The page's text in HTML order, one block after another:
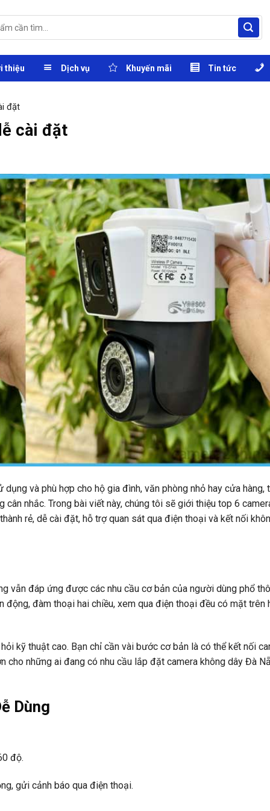
thiệu Dịch vụ Khuyến mãi Tin tức
đặt
cài đặt
và phù hợp cho hộ gia đình, văn phòng nhỏ hay cửa hàng,
nhắc. Trong bài viết này, chúng tôi sẽ giới thiệu top 6
rẻ, dễ cài đặt, hỗ trợ quan sát qua điện thoại và kết nối
vẫn đáp ứng được các nhu cầu cơ bản của người dùng phổ
động, đàm thoại hai chiều, xem qua điện thoại đều có mặt trên
kỹ thuật cao. Bạn chỉ cần vài bước cơ bản là có thể kết nối
những ai đang có nhu cầu lắp đặt camera không dây Đà
Dùng
độ.
gửi cảnh báo qua điện thoại.